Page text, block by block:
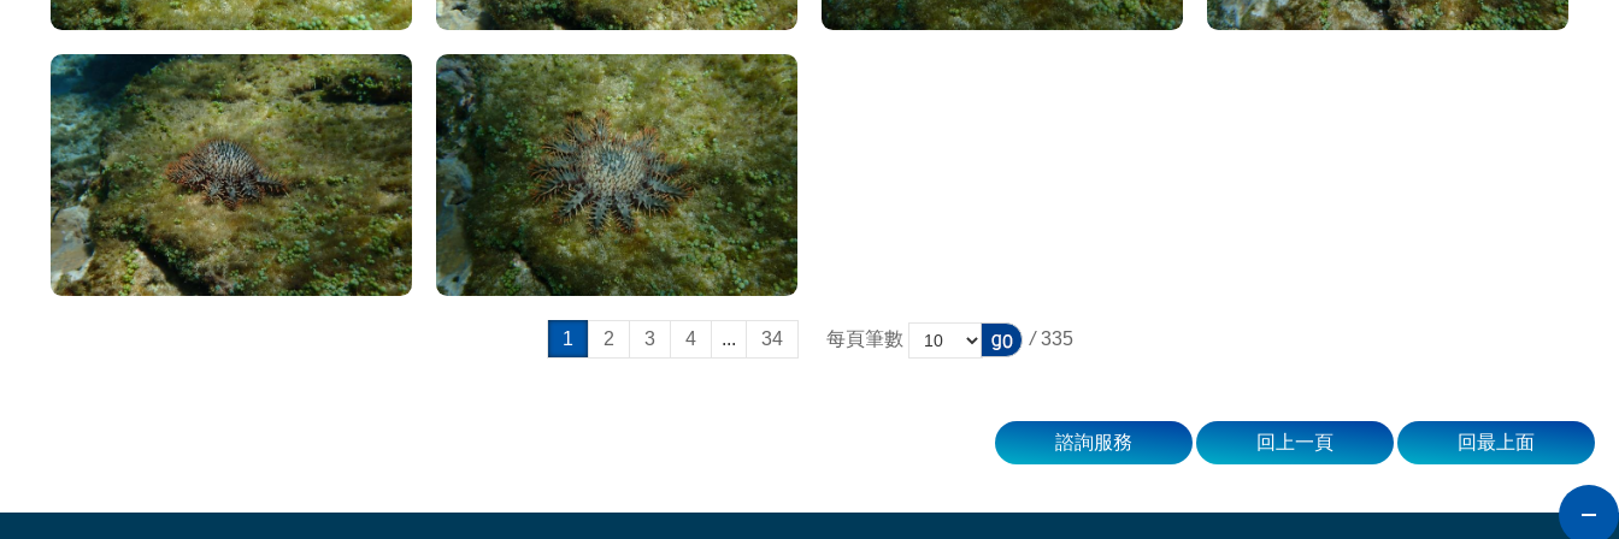
1 2 3 4 ... 34 每頁筆數 / 335
諮詢服務 回上一頁 回最上面